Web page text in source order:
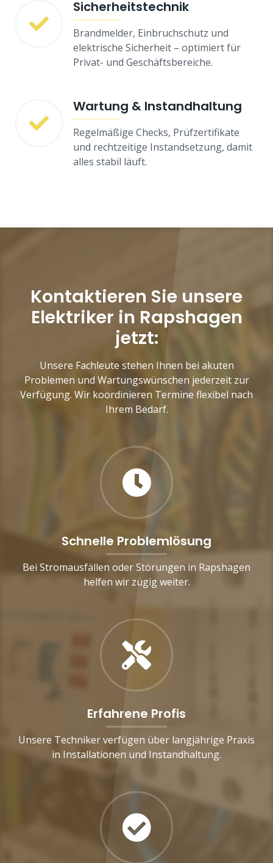
Sicherheitstechnik
Brandmelder, Einbruchschutz und
elektrische Sicherheit – optimiert für
Privat- und Geschäftsbereiche.
Wartung & Instandhaltung
Regelmäßige Checks, Prüfzertifikate
und rechtzeitige Instandsetzung, damit
alles stabil läuft.
Kontaktieren Sie unsere
Elektriker in Rapshagen
jetzt:
Unsere Fachleute stehen Ihnen bei akuten
Problemen und Wartungswünschen jederzeit zur
Verfügung. Wir koordinieren Termine flexibel nach
Ihrem Bedarf.
Schnelle Problemlösung
Bei Stromausfällen oder Störungen in Rapshagen
helfen wir zügig weiter.
Erfahrene Profis
Unsere Techniker verfügen über langjährige Praxis
in Installationen und Instandhaltung.